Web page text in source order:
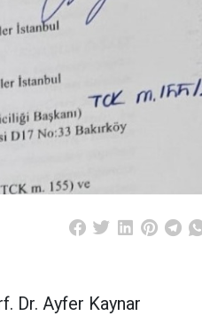
Dr. Ayfer Kaynar